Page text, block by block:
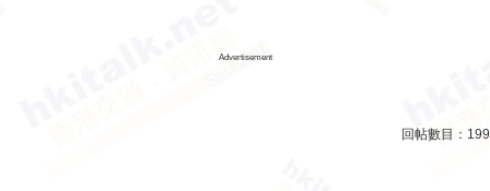
Advertisement
回帖數目： 199